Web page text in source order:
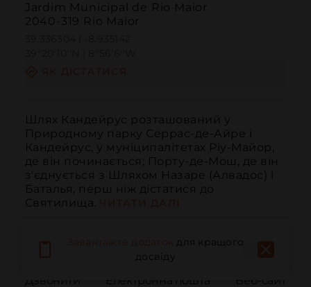
Jardim Municipal de Rio Maior
2040-319 Rio Maior
Шлях Кандейрус розташований у
Природному парку Серрас-де-Айре і
Кандейрус, у муніципалітетах Ріу-Майор,
де він починається; Порту-де-Мош, де він
з'єднується з Шляхом Назаре (Алвадос) і
Баталья, перш ніж дістатися до
Святилища.
Дзвонити Електронна пошта Веб-сайт
для кращого
досвіду